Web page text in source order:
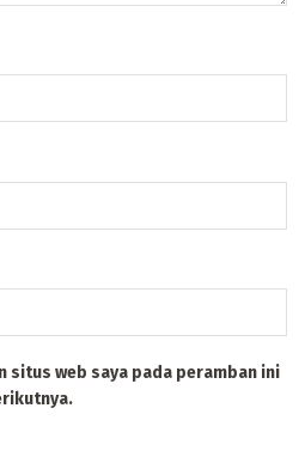
situs web saya pada peramban ini